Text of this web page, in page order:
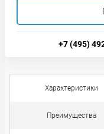
+7 (495)
Характеристики
Преимущества